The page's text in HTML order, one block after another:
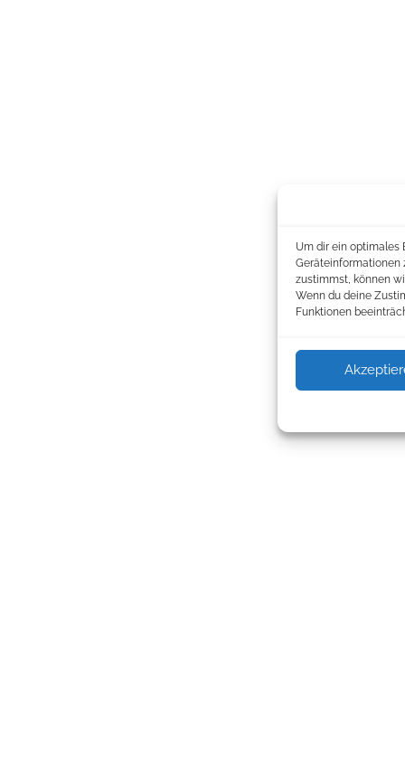
Um dir ein optimales
Geräteinformationen
zustimmst, können
Wenn du deine
Funktionen